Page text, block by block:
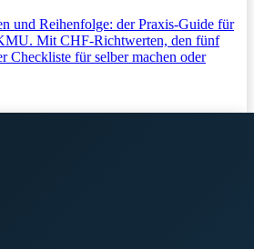
und Reihenfolge: der Praxis-Guide für
Mit CHF-Richtwerten, den fünf
Checkliste für selber machen oder